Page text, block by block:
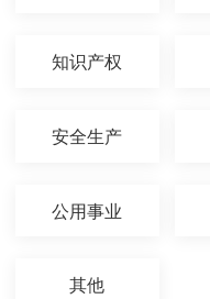
知识产权
安全生产
公用事业
其他